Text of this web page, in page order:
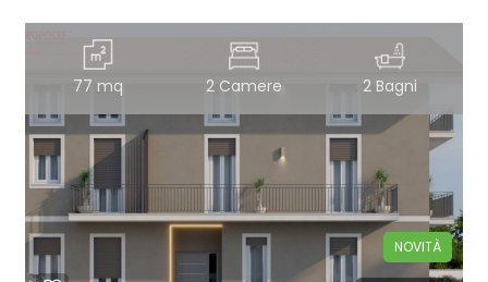
77 mq 2 Camere 2 Bagni
NOVITÀ